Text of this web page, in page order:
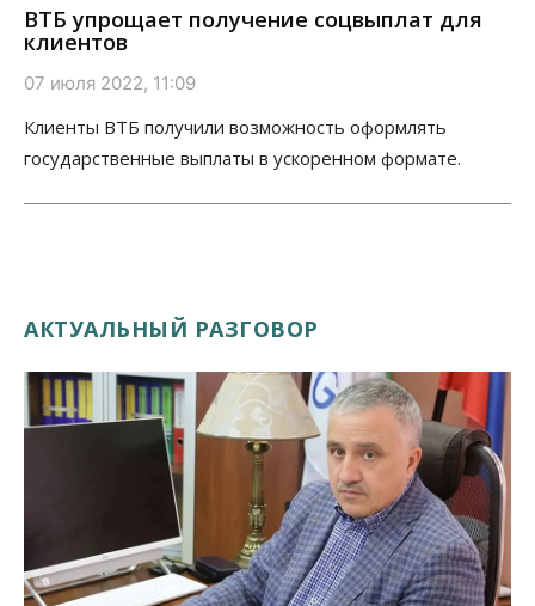
ВТБ упрощает получение соцвыплат для
клиентов
07 июля 2022, 11:09
Клиенты ВТБ получили возможность оформлять
государственные выплаты в ускоренном формате.
АКТУАЛЬНЫЙ РАЗГОВОР